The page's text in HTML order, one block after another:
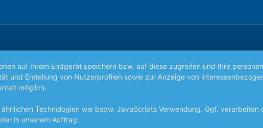
auf Ihrem Endgerät speichern bzw. auf diese zugreifen und Ihre
und Erstellung von Nutzerprofilen sowie zur Anzeige von
möglich.
Technologien wie bspw. JavaScripts Verwendung. Ggf.
in unserem Auftrag.